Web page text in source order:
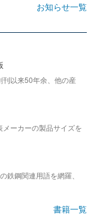
お知らせ一覧
以来50年余、他の産
ーカーの製品サイズを
鉄鋼関連用語を網羅、
書籍一覧